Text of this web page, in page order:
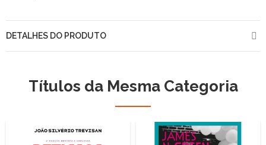
DETALHES DO PRODUTO
Títulos da Mesma Categoria